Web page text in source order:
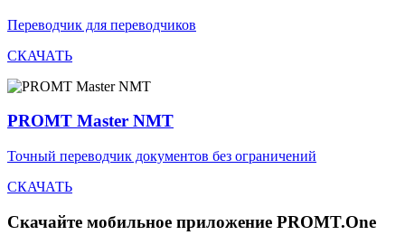
Переводчик для переводчиков
СКАЧАТЬ
PROMT Master NMT
Точный переводчик документов без ограничений
СКАЧАТЬ
Скачайте мобильное приложение PROMT.One